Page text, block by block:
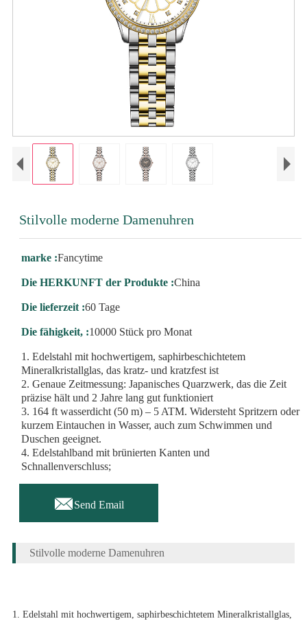
Stilvolle moderne Damenuhren
marke :Fancytime
Die HERKUNFT der Produkte :China
Die lieferzeit :60 Tage
Die fähigkeit, :10000 Stück pro Monat
1. Edelstahl mit hochwertigem, saphirbeschichtetem
Mineralkristallglas, das kratz- und kratzfest ist
2. Genaue Zeitmessung: Japanisches Quarzwerk, das die Zeit
präzise hält und 2 Jahre lang gut funktioniert
3. 164 ft wasserdicht (50 m) – 5 ATM. Widersteht Spritzern oder
kurzem Eintauchen in Wasser, auch zum Schwimmen und
Duschen geeignet.
4. Edelstahlband mit brünierten Kanten und
Schnallenverschluss;
Send Email
Stilvolle moderne Damenuhren
1. Edelstahl mit hochwertigem, saphirbeschichtetem Mineralkristallglas,